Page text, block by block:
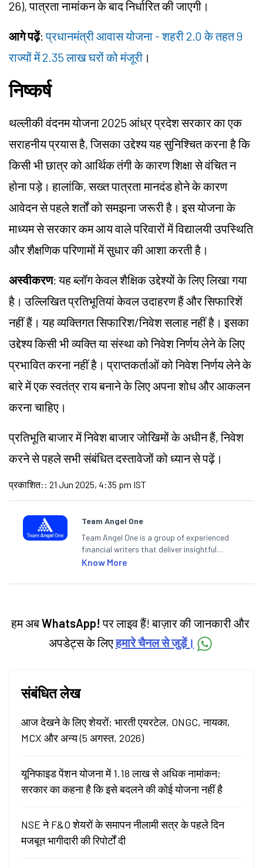
26), पात्रता नामांकन के बाद निर्धारित की जाएगी।
आगे पढ़ें:प्रधानमंत्री आवास योजना - शहरी 2.0 के तहत 9
राज्यों में 2.35 लाख घरों को मंजूरी ।
निष्कर्ष
थल्लीकी वंदनम योजना 2025 आंध्र प्रदेश सरकार का एक
सराहनीय प्रयास है, जिसका उद्देश्य यह सुनिश्चित करना है कि
किसी भी छात्र को आर्थिक तंगी के कारण शिक्षा से वंचित न
होना पड़े। हालांकि, सख्त पात्रता मानदंड होने के कारण
आवेदन से पहले शर्तों को समझना जरूरी है। इस योजना के
माध्यम से सरकार कम आय वाले परिवारों में विद्यालयी उपस्थिति
और शैक्षणिक परिणामों में सुधार की आशा करती है।
अस्वीकरण: यह ब्लॉग केवल शैक्षिक उद्देश्यों के लिए लिखा गया
है। उल्लिखित प्रतिभूतियां केवल उदाहरण हैं और सिफारिशें
नहीं हैं। यह व्यक्तिगत सिफारिश/निवेश सलाह नहीं है। इसका
उद्देश्य किसी भी व्यक्ति या संस्था को निवेश निर्णय लेने के लिए
प्रभावित करना नहीं है। प्राप्तकर्ताओं को निवेश निर्णय लेने के
बारे में एक स्वतंत्र राय बनाने के लिए अपना शोध और आकलन
करना चाहिए।
प्रतिभूति बाजार में निवेश बाजार जोखिमों के अधीन हैं, निवेश
करने से पहले सभी संबंधित दस्तावेजों को ध्यान से पढ़ें।
प्रकाशित: : 21 Jun 2025, 4:35 pm IST
Team Angel One
Team Angel One is a group of experienced
financial writers that deliver insightful
articles on the stock market, IPO, economy,
categories.
Know More
हम अबWhatsApp! पर लाइव हैं! बाज़ार की जानकारी और
अपडेट्स के लिएहमारे चैनल से जुड़ें।
संबंधित लेख
आज देखने के लिए शेयरों: भारती एयरटेल, ONGC, नायका,
MCX और अन्य (5 अगस्त, 2026)
यूनिफाइड पेंशन योजना में 1.18 लाख से अधिक नामांकन;
सरकार का कहना है कि इसे बदलने की कोई योजना नहीं है
NSE ने F&O शेयरों के समापन नीलामी सत्र के पहले दिन
मजबूत भागीदारी की रिपोर्टों दी